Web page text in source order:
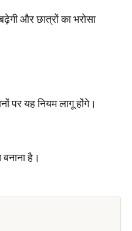
और छात्रों का भरोसा
पर यह नियम लागू होंगे।
है।